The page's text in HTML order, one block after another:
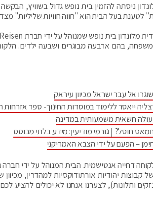
ניסתה להזמין בית נופש גדול בשוויץ,
לטענת בעל הבית הוא "חווה חוויות שליליות"
בהם ארבעה מבוגרים ושבעה ילדים.
אל עבר ישראל מכיוון עיראק
ייאסר ללימוד במוסדות החינוך- ספר
חשאית משמעותית במדינה
חוסל? | גורמי מודיעין: מידע בלתי מבוסס
– הפעם על ידי הצבא האמריקני
דחייה אנטישמית. הבית המנוהל על ידי
קבוצות יהודיות אורתודוקסיות למהדרין,
ותלונות), לצערנו אנחנו לא יכולים להציע